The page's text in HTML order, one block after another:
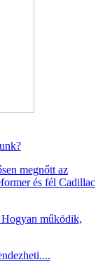
megnőtt az
és fél Cadillac
működik,